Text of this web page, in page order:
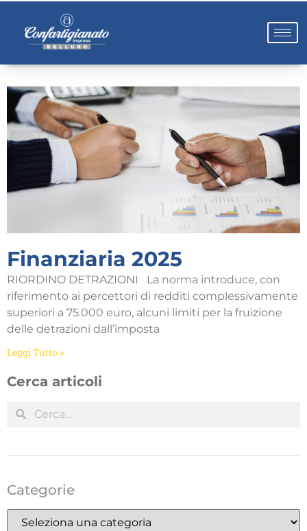
Finanziaria 2025
RIORDINO DETRAZIONI La norma introduce, con
riferimento ai percettori di redditi complessivamente
superiori a 75.000 euro, alcuni limiti per la fruizione
delle detrazioni dall’imposta
Leggi Tutto »
Cerca articoli
Categorie